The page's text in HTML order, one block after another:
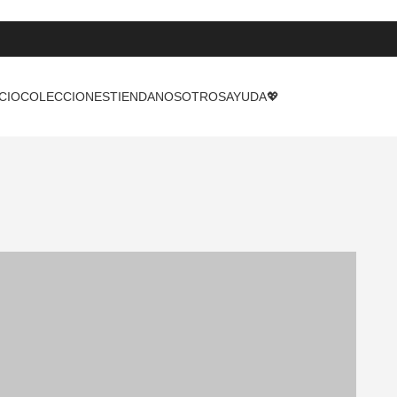
COLECCIONESTIENDANOSOTROSAYUDA💖